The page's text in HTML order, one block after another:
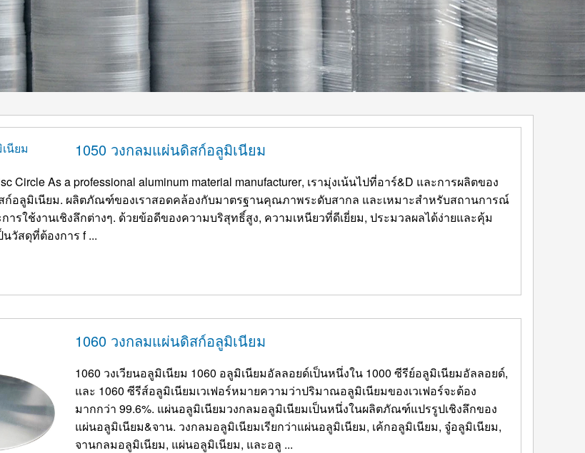
1050 วงกลมแผ่นดิสก์อลูมิเนียม
Circle As a professional aluminum material manufacturer, เรามุ่งเน้นไปที่อาร์&D และการผลิตของ
ก์อลูมิเนียม. ผลิตภัณฑ์ของเราสอดคล้องกับมาตรฐานคุณภาพระดับสากล และเหมาะสำหรับสถานการณ์
ารใช้งานเชิงลึกต่างๆ. ด้วยข้อดีของความบริสุทธิ์สูง, ความเหนียวที่ดีเยี่ยม, ประมวลผลได้ง่ายและคุ้ม
นวัสดุที่ต้องการ f ...
1060 วงกลมแผ่นดิสก์อลูมิเนียม
1060 วงเวียนอลูมิเนียม 1060 อลูมิเนียมอัลลอยด์เป็นหนึ่งใน 1000 ซีรีย์อลูมิเนียมอัลลอยด์,
และ 1060 ซีรีส์อลูมิเนียมเวเฟอร์หมายความว่าปริมาณอลูมิเนียมของเวเฟอร์จะต้อง
มากกว่า 99.6%. แผ่นอลูมิเนียมวงกลมอลูมิเนียมเป็นหนึ่งในผลิตภัณฑ์แปรรูปเชิงลึกของ
แผ่นอลูมิเนียม&จาน. วงกลมอลูมิเนียมเรียกว่าแผ่นอลูมิเนียม, เค้กอลูมิเนียม, จู๋อลูมิเนียม,
จานกลมอลูมิเนียม, แผ่นอลูมิเนียม, และอลู ...